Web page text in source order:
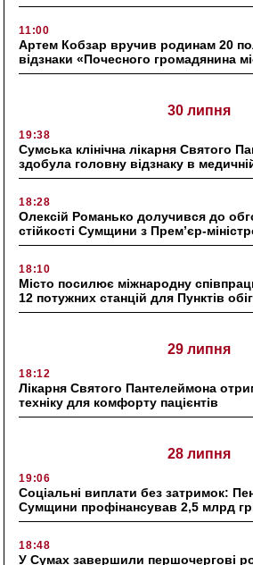
11:00
Артем Кобзар вручив родинам 20
відзнаки «Почесного громадянина
30 липня
19:38
Сумська клінічна лікарня Святого
здобула головну відзнаку в
18:28
Олексій Романько долучився до
стійкості Сумщини з Прем’єр-
18:10
Місто посилює міжнародну
12 потужних станцій для Пунктів
29 липня
18:12
Лікарня Святого Пантелеймона
техніку для комфорту пацієнтів
28 липня
19:06
Соціальні виплати без затримок:
Сумщини профінансував 2,5 млрд
18:48
У Сумах завершили першочергові